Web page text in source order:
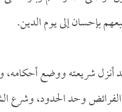
بإحسان إلى يوم الدين.
أنزل شريعته ووضع
وحد الحدود، وشرع